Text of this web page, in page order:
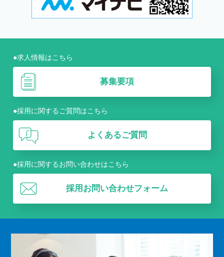
●求人情報はこちら
募集要項
●採用に関するご質問はこちら
よくあるご質問
●採用に関するお問い合わせはこちら
採用お問い合わせフォーム